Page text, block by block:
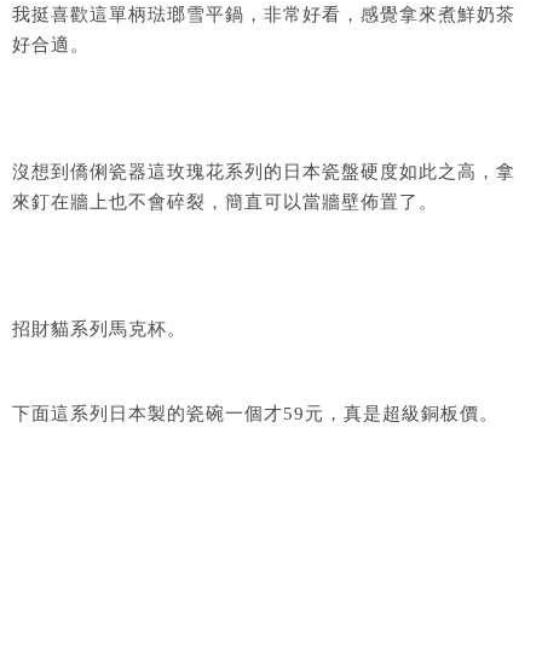
我挺喜歡這單柄琺瑯雪平鍋，非常好看，感覺拿來煮鮮奶茶
好合適。
沒想到僑俐瓷器這玫瑰花系列的日本瓷盤硬度如此之高，拿
來釘在牆上也不會碎裂，簡直可以當牆壁佈置了。
招財貓系列馬克杯。
下面這系列日本製的瓷碗一個才59元，真是超級銅板價。